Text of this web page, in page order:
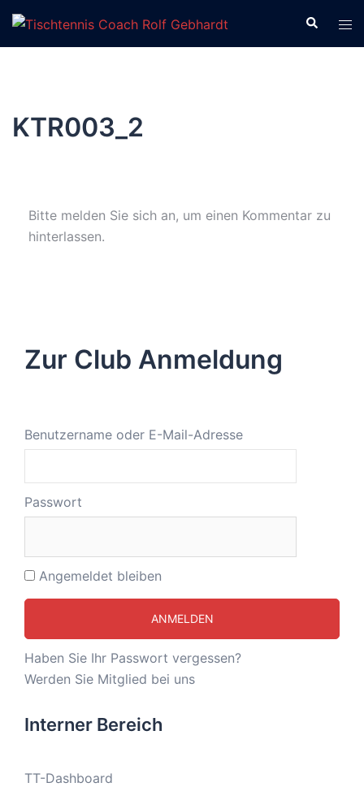
Zum
Inhalt
springen
Suche
KTR003_2
Bitte melden Sie sich an, um einen Kommentar zu
hinterlassen.
Zur Club Anmeldung
Benutzername oder E-Mail-Adresse
Passwort
Angemeldet bleiben
Haben Sie Ihr Passwort vergessen?
Werden Sie Mitglied bei uns
Interner Bereich
TT-Dashboard